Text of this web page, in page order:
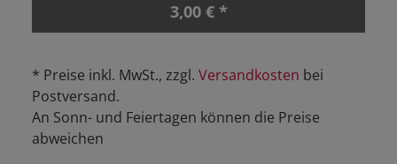
3,00 € *
* Preise inkl. MwSt., zzgl. Versandkosten bei
Postversand.
An Sonn- und Feiertagen können die Preise
abweichen